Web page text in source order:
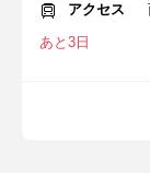
アクセス
あと3日